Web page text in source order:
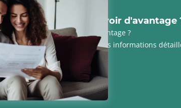
Vous souhaitez en savoir d'avantage
Vous souhaitez en savoir davantage ?
Consultez nos articles pour des informations
Consulter nos articles